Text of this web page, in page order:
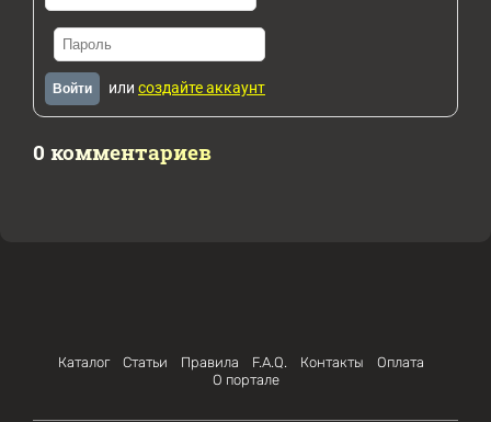
Войти или создайте аккаунт
0 комментариев
Каталог Статьи Правила F.A.Q. Контакты
Оплата
О портале